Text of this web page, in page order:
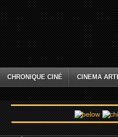
CHRONIQUE CINÉ CINEMA